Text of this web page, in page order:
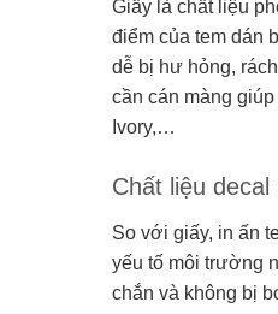
Giấy là chất liệu
điểm của tem dán
dễ bị hư hỏng,
cần cán màng
Ivory,…
Chất liệu decal
So với giấy, in ấn
yếu tố môi trường
chắn và không bị